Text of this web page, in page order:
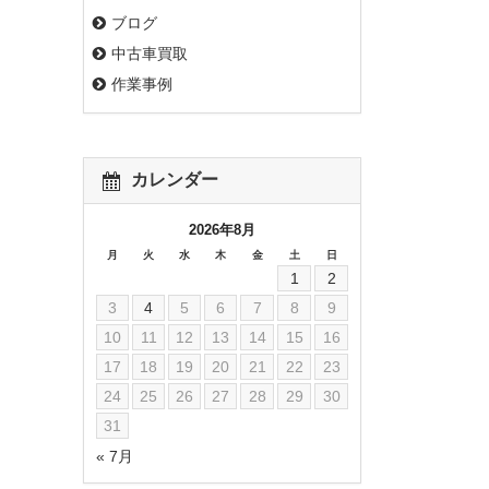
ブログ
中古車買取
作業事例
カレンダー
2026年8月
月 火 水 木 金 土 日
« 7月
1
2
3
4 5 6 7 8
9
10
11 12 13 14 15
16
17
18 19 20 21 22
23
24
25 26 27 28 29
30
31